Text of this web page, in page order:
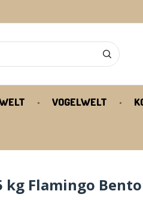
VOGELWELT
kg Flamingo